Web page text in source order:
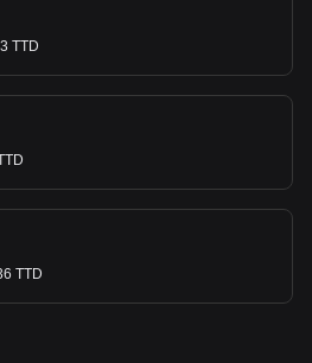
TTD
TTD